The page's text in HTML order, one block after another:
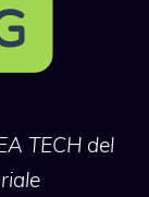
TECH del